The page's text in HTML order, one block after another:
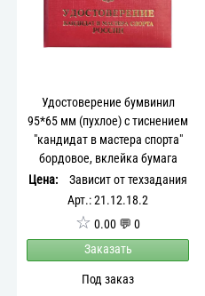
Удостоверение бумвинил
95*65 мм (пухлое) с тиснением
"кандидат в мастера спорта"
бордовое, вклейка бумага
Цена:
Зависит от техзадания
Арт.: 21.12.18.2
☆ 0.00 💬 0
Заказать
Под заказ